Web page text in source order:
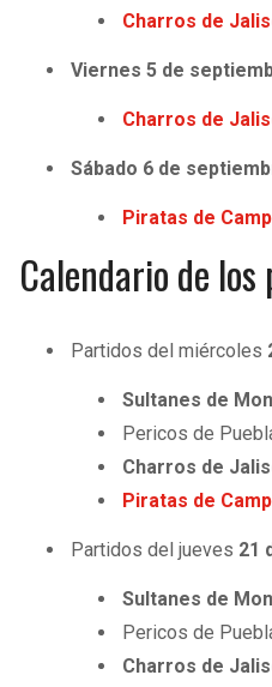
Charros de
Viernes 5 de
Charros de
Sábado 6 de
Piratas de
Calendario de
Partidos del miércoles
Sultanes de
Pericos de
Charros de
Piratas de
Partidos del jueves 21
Sultanes de
Pericos de
Charros de